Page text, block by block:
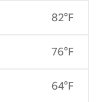
82°F
76°F
64°F